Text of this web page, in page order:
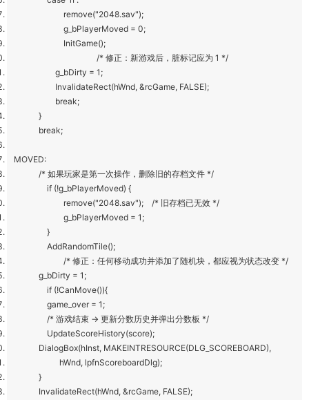
remove("2048.sav");
g_bPlayerMoved = 0;
InitGame();
/* 修正：新游戏后，脏标记应为 1 */
g_bDirty = 1;
InvalidateRect(hWnd, &rcGame, FALSE);
break;
}
break;
MOVED:
/* 如果玩家是第一次操作，删除旧的存档文件 */
if (!g_bPlayerMoved) {
remove("2048.sav"); /* 旧存档已无效 */
g_bPlayerMoved = 1;
}
AddRandomTile();
/* 修正：任何移动成功并添加了随机块，都应视为状态改变 */
g_bDirty = 1;
if (!CanMove()){
game_over = 1;
/* 游戏结束 → 更新分数历史并弹出分数板 */
UpdateScoreHistory(score);
DialogBox(hInst, MAKEINTRESOURCE(DLG_SCOREBOARD),
hWnd, lpfnScoreboardDlg);
}
InvalidateRect(hWnd, &rcGame, FALSE);